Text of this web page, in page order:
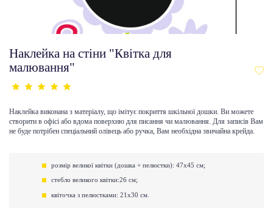
Наклейка на стіни "Квітка для
малювання"
Наклейка виконана з матеріалу, що імітує покриття шкільної дошки. Ви можете
створити в офісі або вдома поверхню для писання чи малювання. Для записів Вам
не буде потрібен спеціальний олівець або ручка, Вам необхідна звичайна крейда.
розмір великої квітки (дошка + пелюстки): 47х45 см;
стебло великого квітки:26 см;
квіточка з пелюстками: 21х30 см.